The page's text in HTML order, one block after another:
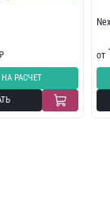
РАСЧЕТ
от